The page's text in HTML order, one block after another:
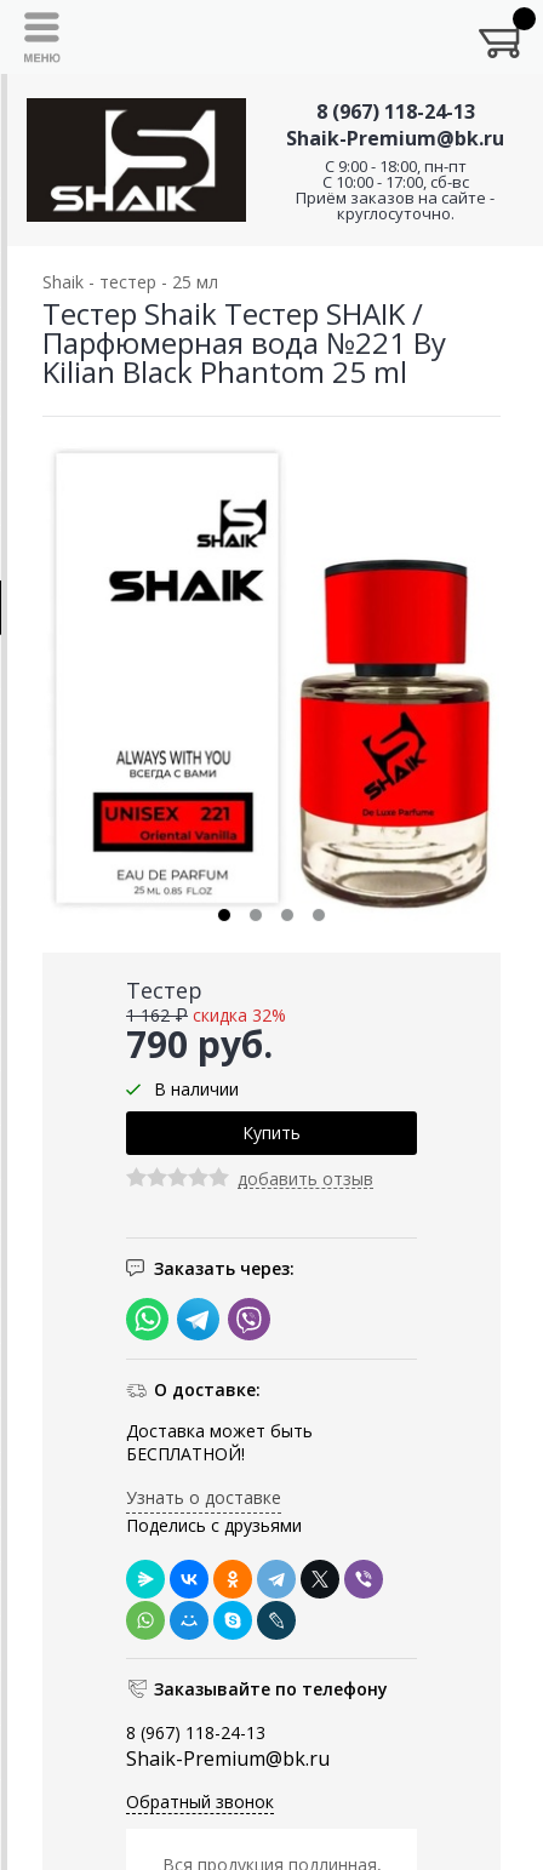
8 (967) 118-24-13
Shaik-Premium@bk.ru
C 9:00 - 18:00, пн-пт
С 10:00 - 17:00, сб-вс
Приём заказов на сайте -
круглосуточно.
Shaik - тестер - 25 мл
Тестер Shaik Тестер SHAIK /
Парфюмерная вода №221 By
Kilian Black Phantom 25 ml
Тестер
790 руб.
1 162 ₽ скидка 32%
В наличии
добавить отзыв
Заказать через:
О доставке:
Доставка может быть
БЕСПЛАТНОЙ!
Узнать о доставке
Поделись с друзьями
Заказывайте по телефону
8 (967) 118-24-13
Shaik-Premium@bk.ru
Обратный звонок
Вся продукция подлинная,